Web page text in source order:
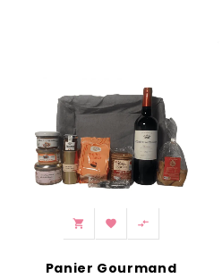
  
Panier Gourmand